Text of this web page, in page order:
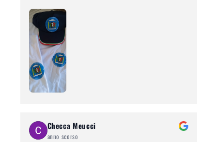
Checca Meucci
anno scorso